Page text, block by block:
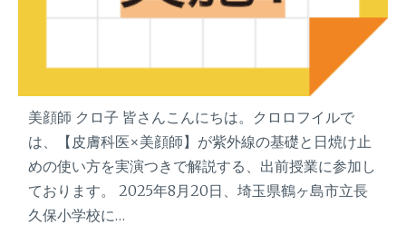
美顔師 クロ子 皆さんこんにちは。クロロフイルで
は、【皮膚科医×美顔師】が紫外線の基礎と日焼け止
めの使い方を実演つきで解説する、出前授業に参加し
ております。 2025年8月20日、埼玉県鶴ヶ島市立長
久保小学校に…